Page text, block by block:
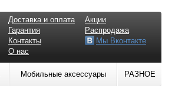
Доставка и оплата
Гарантия
Контакты
О нас
Акции
Распродажа
Мы Вконтакте
Мобильные аксессуары РАЗНОЕ